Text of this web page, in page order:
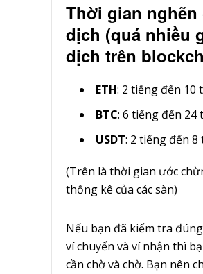
Thời gian nghẽn
dịch (quá nhiều
dịch trên
ETH: 2 tiếng đến 10
BTC: 6 tiếng đến 24
USDT: 2 tiếng đến 8
(Trên là thời gian ước
thống kê của các sàn)
Nếu bạn đã kiểm tra
ví chuyển và ví nhận thì
cần chờ và chờ. Bạn nên